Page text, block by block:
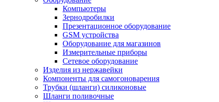
Компьютеры
Зернодробилки
Презентационное оборудование
GSM устройства
Оборудование для магазинов
Измерительные приборы
Сетевое оборудование
Изделия из нержавейки
Компоненты для самогоноварения
Трубки (шланги) силиконовые
Шланги поливочные